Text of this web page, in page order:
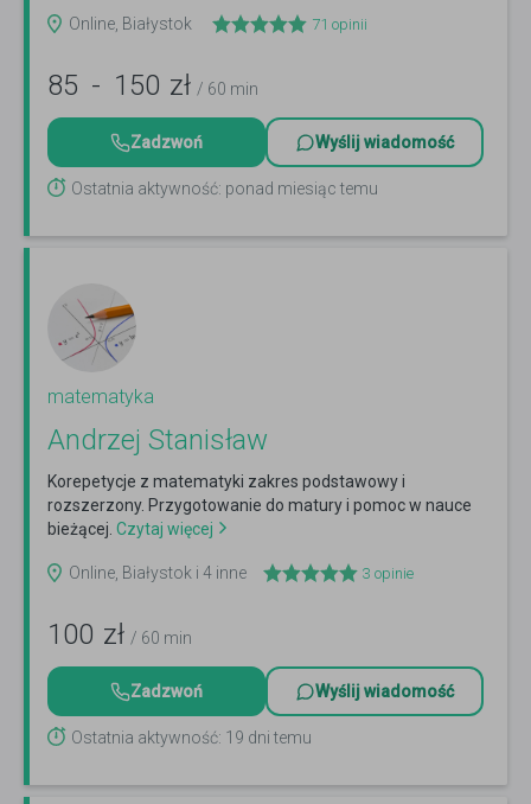
Online, Białystok 71 opinii
85 - 150 zł / 60 min
Zadzwoń Wyślij wiadomość
Ostatnia aktywność: ponad miesiąc temu
matematyka
Andrzej Stanisław
Korepetycje z matematyki zakres podstawowy i
rozszerzony. Przygotowanie do matury i pomoc w nauce
bieżącej. Czytaj więcej
Online, Białystok i 4 inne 3 opinie
100 zł / 60 min
Zadzwoń Wyślij wiadomość
Ostatnia aktywność: 19 dni temu